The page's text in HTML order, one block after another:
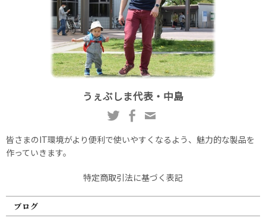
うぇぶしま代表・中島
皆さまのIT環境がより便利で使いやすくなるよう、魅力的な製品を
作っていきます。
特定商取引法に基づく表記
ブログ